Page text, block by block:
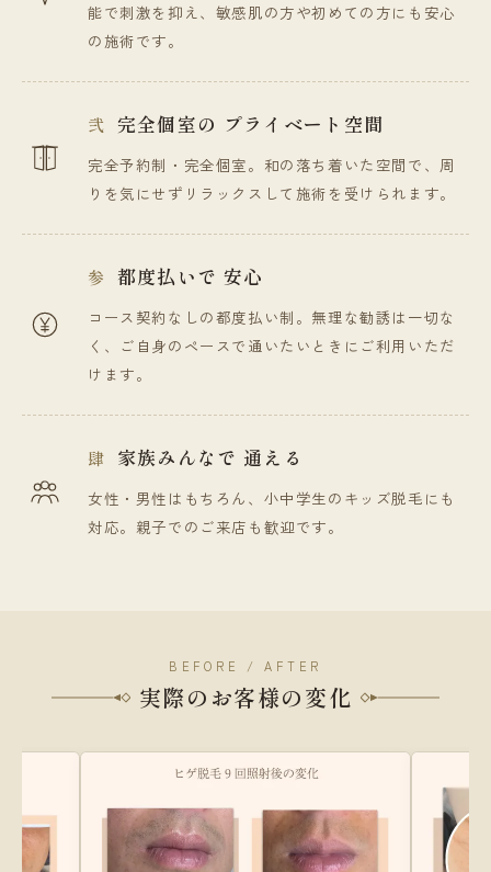
能で刺激を抑え、敏感肌の方や初めての方にも安心
の施術です。
弐 完全個室の プライベート空間
完全予約制・完全個室。和の落ち着いた空間で、周
りを気にせずリラックスして施術を受けられます。
参 都度払いで 安心
コース契約なしの都度払い制。無理な勧誘は一切な
く、ご自身のペースで通いたいときにご利用いただ
けます。
肆 家族みんなで 通える
女性・男性はもちろん、小中学生のキッズ脱毛にも
対応。親子でのご来店も歓迎です。
BEFORE / AFTER
実際のお客様の変化